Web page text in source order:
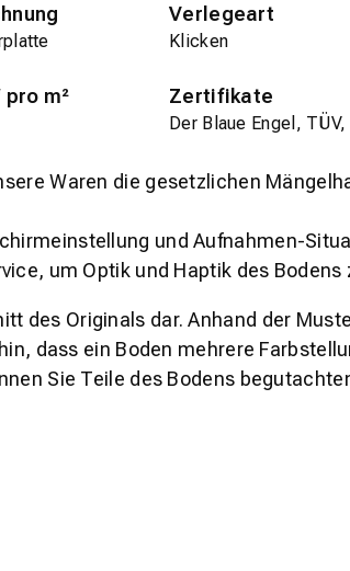
Verlegeart
Klicken
m² Zertifikate
Der Blaue Engel,
Waren die gesetzlichen
und Aufnahmen-
um Optik und Haptik des Bodens
des Originals dar. Anhand der
dass ein Boden mehrere
Sie Teile des Bodens